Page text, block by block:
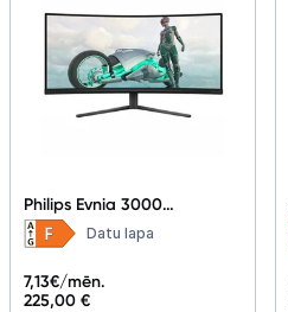
Philips Evnia 3000
34M2C3500L 34"
Datu lapa
225,00 €
7,13€/mēn.